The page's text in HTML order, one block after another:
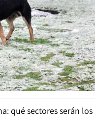
qué sectores serán los